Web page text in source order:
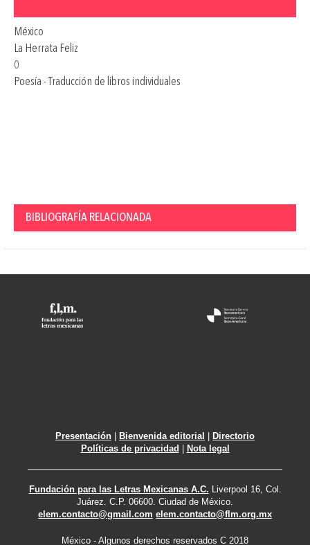
México
La Herrata Feliz
0
Poesía - Traducción de libros individuales
BIBLIOGRAFÍA RELACIONADA
Presentación Bienvenida editorial
Directorio
Políticas de privacidad
Nota legal
Fundación para las Letras Mexicanas A.C. Liverpool 16, Col.
Juárez. C.P. 06600. Ciudad de México.
elem.contacto@gmail.com elem.contacto@flm.org.mx
México - Algunos derechos reservados C 2018